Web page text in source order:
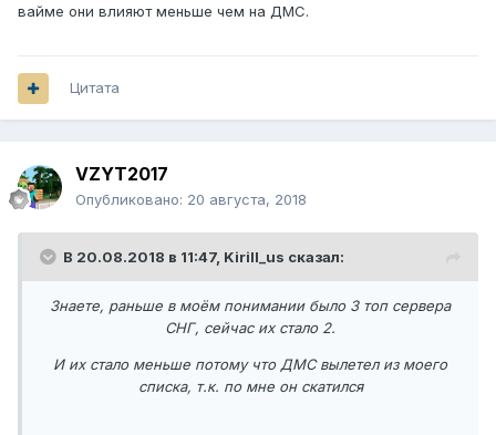
вайме они влияют меньше чем на ДМС.
Цитата
VZYT2017
Опубликовано: 20 августа, 2018
В 20.08.2018 в 11:47, Kirill_us сказал:
Знаете, раньше в моём понимании было 3 топ сервера
СНГ, сейчас их стало 2.
И их стало меньше потому что ДМС вылетел из моего
списка, т.к. по мне он скатился